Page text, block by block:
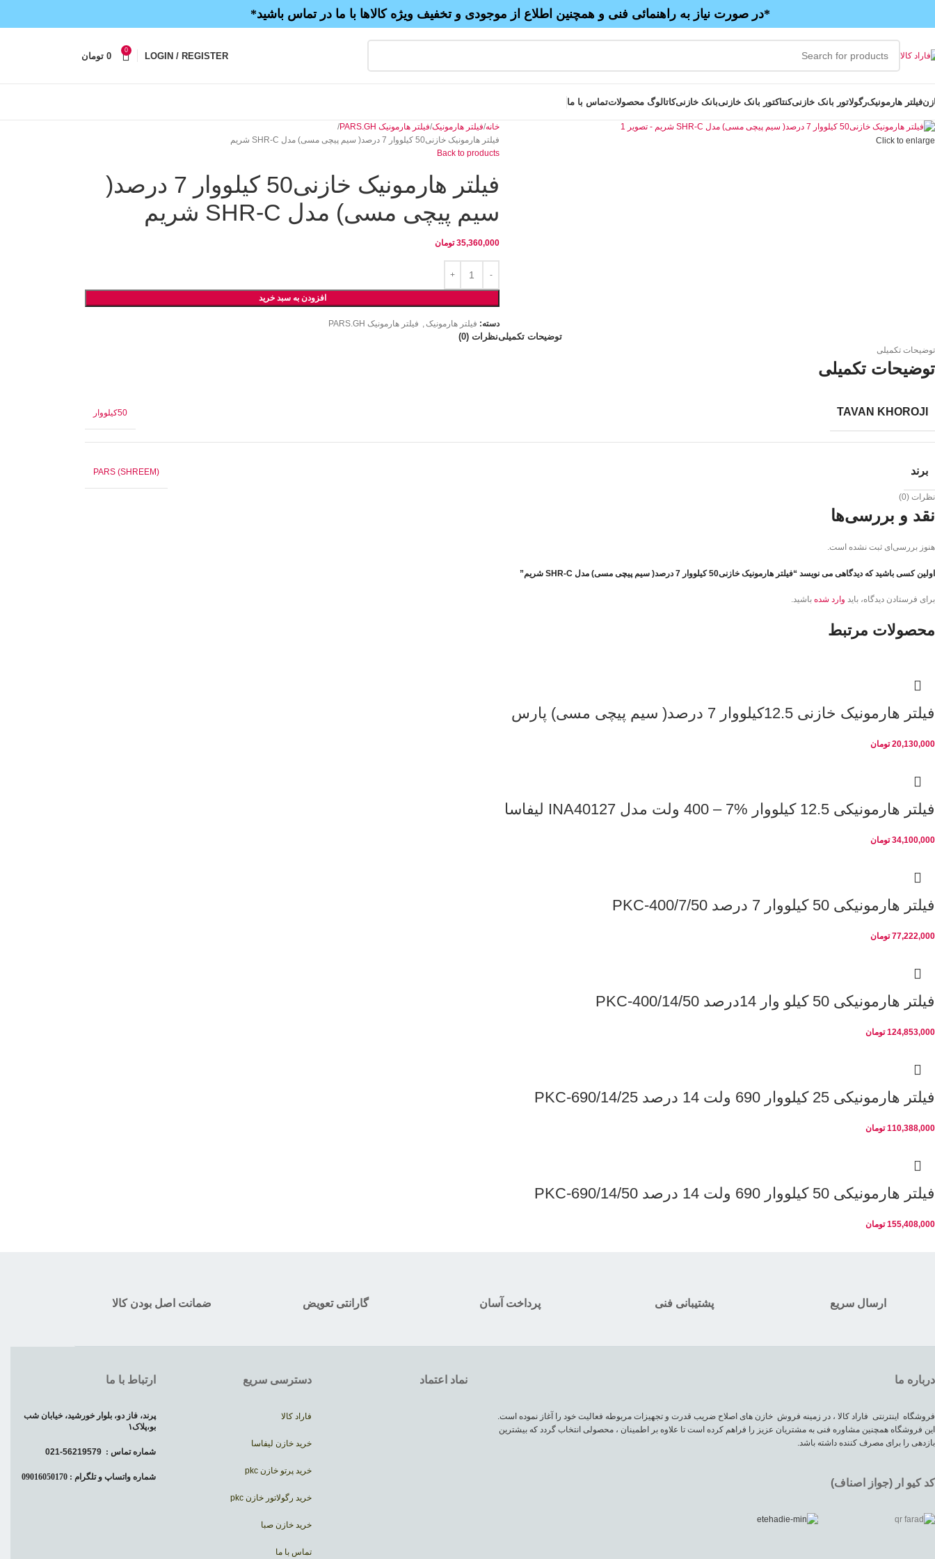
*در صورت نیاز به راهنمائی فنی و همچنین اطلاع از موجودی و تخفیف ویژه کالاها با ما در تماس باشید*
LOGIN / REGISTER
0
0 تومان
فیلتر هارمونیکرگولاتور بانک خازنیکنتاکتور بانک خازنیبانک خازنیکاتالوگ محصولاتتماس با ما
Click to enlarge
خانه فیلتر هارمونیک فیلتر هارمونیک PARS.GH
فیلتر هارمونیک خازنی50 کیلووار 7 درصد( سیم پیچی مسی) مدل SHR-C شریم
Back to products
فیلتر هارمونیک خازنی50 کیلووار 7 درصد(
سیم پیچی مسی) مدل SHR-C شریم
35,360,000 تومان
افزودن به سبد خرید
دسته: فیلتر هارمونیک , فیلتر هارمونیک PARS.GH
توضیحات تکمیلینظرات (0)
توضیحات تکمیلی
توضیحات تکمیلی
TAVAN KHOROJI 50کیلووار
برند (PARS (SHREEM
نظرات (0)
نقد و بررسی‌ها
هنوز بررسی‌ای ثبت نشده است.
اولین کسی باشید که دیدگاهی می نویسد “فیلتر هارمونیک خازنی50 کیلووار 7 درصد( سیم پیچی مسی) مدل SHR-C شریم”
برای فرستادن دیدگاه، باید وارد شده باشید.
محصولات مرتبط
فیلتر هارمونیک خازنی 12.5کیلووار 7 درصد( سیم پیچی مسی) پارس
20,130,000 تومان
فیلتر هارمونیکی 12.5 کیلووار %7 – 400 ولت مدل INA40127 لیفاسا
34,100,000 تومان
فیلتر هارمونیکی 50 کیلووار 7 درصد PKC-400/7/50
77,222,000 تومان
فیلتر هارمونیکی 50 کیلو وار 14درصد PKC-400/14/50
124,853,000 تومان
فیلتر هارمونیکی 25 کیلووار 690 ولت 14 درصد PKC-690/14/25
110,388,000 تومان
فیلتر هارمونیکی 50 کیلووار 690 ولت 14 درصد PKC-690/14/50
155,408,000 تومان
ضمانت اصل بودن کالا گارانتی تعویض پرداخت آسان پشتیبانی فنی ارسال سریع
درباره ما
فروشگاه اینترنتی فاراد کالا ، در زمینه فروش خازن های اصلاح ضریب قدرت و تجهیزات مربوطه فعالیت خود را آغاز نموده است.
این فروشگاه همچنین مشاوره فنی به مشتریان عزیز را فراهم کرده است تا علاوه بر اطمینان ، محصولی انتخاب گردد که بیشترین
بازدهی را برای مصرف کننده داشته باشد.
کد کیو ار (جواز اصناف)
نماد اعتماد دسترسی سریع
فاراد کالا
خرید خازن لیفاسا
خرید پرتو خازن pkc
خرید رگولاتور خازن pkc
خرید خازن صبا
تماس با ما
ارتباط با ما
پرند، فاز دو، بلوار خورشید، خیابان شب
بو،پلاک۱
شماره تماس : 56219579-021
شماره واتساپ و تلگرام : 09016050170